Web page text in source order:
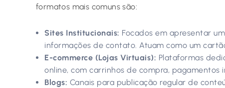
formatos mais comuns são:
Sites Institucionais: Focados em apresentar
informações de contato. Atuam como um
E-commerce (Lojas Virtuais): Plataformas
online, com carrinhos de compra, pagamentos
Blogs: Canais para publicação regular de